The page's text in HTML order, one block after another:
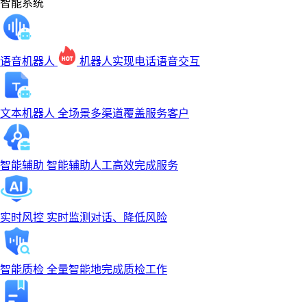
智能系统
语音机器人 机器人实现电话语音交互
文本机器人 全场景多渠道覆盖服务客户
智能辅助 智能辅助人工高效完成服务
实时风控 实时监测对话、降低风险
智能质检 全量智能地完成质检工作